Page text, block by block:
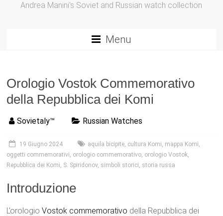
Andrea Manini's Soviet and Russian watch collection
Menu
Orologio Vostok Commemorativo
della Repubblica dei Komi
Sovietaly™ Russian Watches
19 Giugno 2024 aquila bicipite, cultura Komi, mappa Komi,
oggetti commemorativi, orologio commemorativo, orologio Vostok,
Repubblica dei Komi, S. Spiridonov, simboli storici, storia russa
Introduzione
L’orologioVostok commemorativo della Repubblica dei